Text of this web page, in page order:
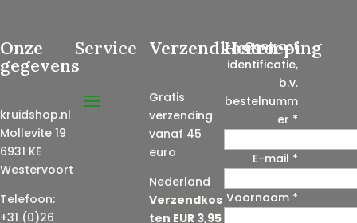
Onze
gegevens
kruidshop.nl
Mollevite 19
6931 KE
Westervoort
Telefoon:
+31 (0)26
Service Verzendkosten
Gratis
verzending
vanaf 45
euro
Nederland
Verzendkos
ten EUR 3,95
Herroeping
Contract
identificatie,
b.v.
bestelnumm
er *
E-mail *
Voornaam *